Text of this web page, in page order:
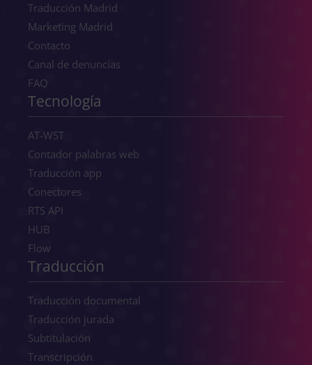
Traducción Madrid
Marketing Madrid
Contacto
Canal de denuncias
FAQ
Tecnología
AT-WST
Contador palabras web
Traducción app
Conectores
RTS API
HUB
Flow
Traducción
Traducción documental
Traducción jurada
Subtitulación
Transcripción